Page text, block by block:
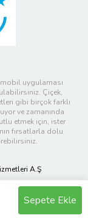
Sepete Ekle
uygulaması
Çiçek,
gibi birçok farklı
ve zamanında
etmek için, ister
fırsatlarla dolu
A.Ş